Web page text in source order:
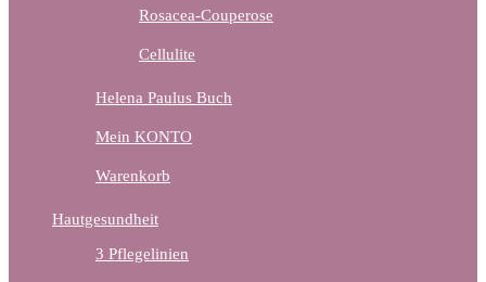
Rosacea-Couperose
Cellulite
Helena Paulus Buch
Mein KONTO
Warenkorb
Hautgesundheit
3 Pflegelinien